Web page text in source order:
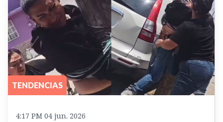
TENDENCIAS
4:17 PM 04 jun. 2026